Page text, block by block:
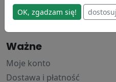
filtroneo.pl
Ważne
Moje konto
Dostawa i płatność
OK, zgadzam się!